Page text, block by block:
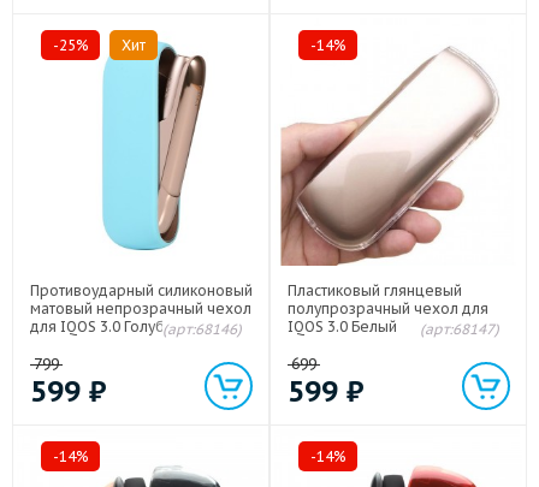
-25% Хит
Противоударный силиконовый
матовый непрозрачный чехол
для IQOS 3.0 Голубой(арт:68146)
799
599 ₽
-14%
Пластиковый глянцевый
полупрозрачный чехол для
IQOS 3.0 Белый
(арт:68147)
699
599 ₽
-14% -14%